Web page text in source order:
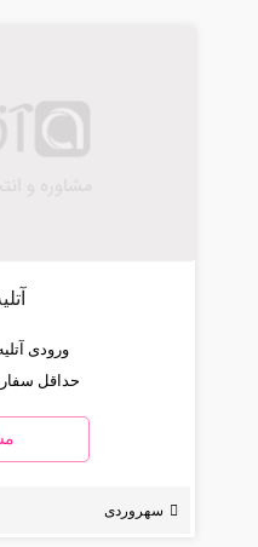
ورودی
حداقل
سهروردی